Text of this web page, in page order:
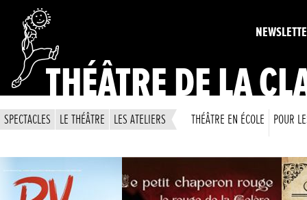
THÉÂTRE DE LA
SPECTACLES LE THÉÂTRE LES ATELIERS THÉÂTRE EN ÉCOLE POUR